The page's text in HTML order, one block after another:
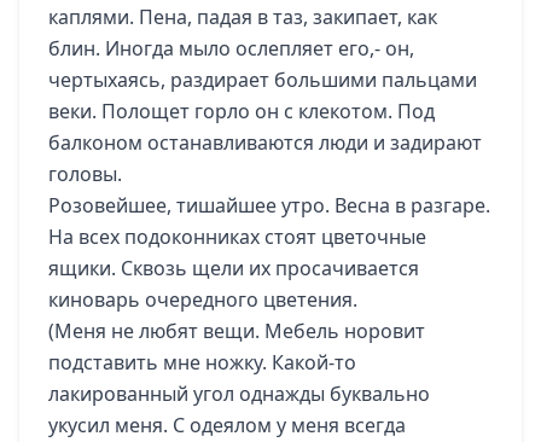
каплями. Пена, падая в таз, закипает, как
блин. Иногда мыло ослепляет его,- он,
чертыхаясь, раздирает большими пальцами
веки. Полощет горло он с клекотом. Под
балконом останавливаются люди и задирают
головы.
Розовейшее, тишайшее утро. Весна в разгаре.
На всех подоконниках стоят цветочные
ящики. Сквозь щели их просачивается
киноварь очередного цветения.
(Меня не любят вещи. Мебель норовит
подставить мне ножку. Какой-то
лакированный угол однажды буквально
укусил меня. С одеялом у меня всегда